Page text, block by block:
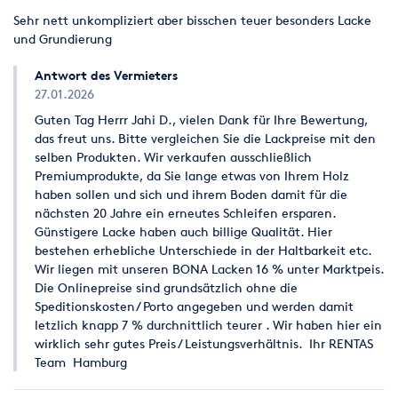
Sehr nett unkompliziert aber bisschen teuer besonders Lacke
und Grundierung
Antwort des Vermieters
27.01.2026
Guten Tag Herrr Jahi D., vielen Dank für Ihre Bewertung,
das freut uns. Bitte vergleichen Sie die Lackpreise mit den
selben Produkten. Wir verkaufen ausschließlich
Premiumprodukte, da Sie lange etwas von Ihrem Holz
haben sollen und sich und ihrem Boden damit für die
nächsten 20 Jahre ein erneutes Schleifen ersparen.
Günstigere Lacke haben auch billige Qualität. Hier
bestehen erhebliche Unterschiede in der Haltbarkeit etc.
Wir liegen mit unseren BONA Lacken 16 % unter Marktpeis.
Die Onlinepreise sind grundsätzlich ohne die
Speditionskosten/ Porto angegeben und werden damit
letzlich knapp 7 % durchnittlich teurer . Wir haben hier ein
wirklich sehr gutes Preis / Leistungsverhältnis. Ihr RENTAS
Team Hamburg